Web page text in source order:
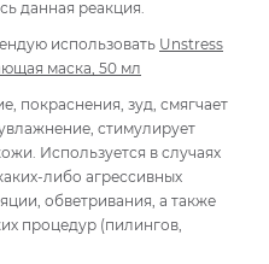
данная реакция.
использовать Unstress
маска, 50 мл
покраснения, зуд, смягчает
стимулирует
Используется в случаях
либо агрессивных
обветривания, а также
процедур (пилингов,